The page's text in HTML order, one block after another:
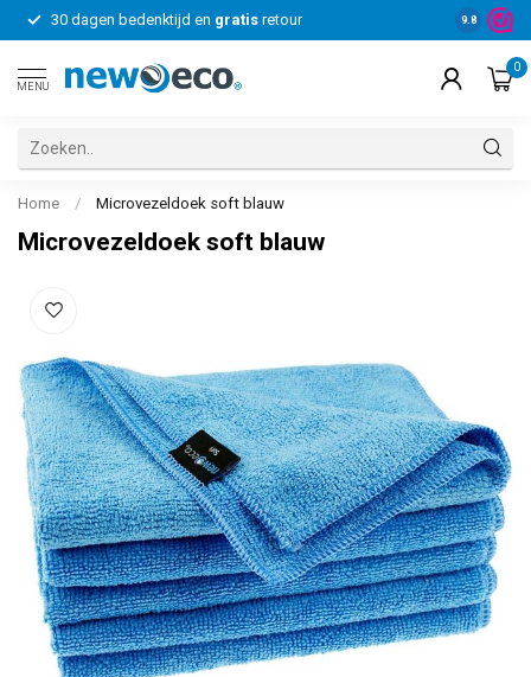
30 dagen bedenktijd en gratis retour Voor
9.8
MENU
0
Home / Microvezeldoek soft blauw
Microvezeldoek soft blauw